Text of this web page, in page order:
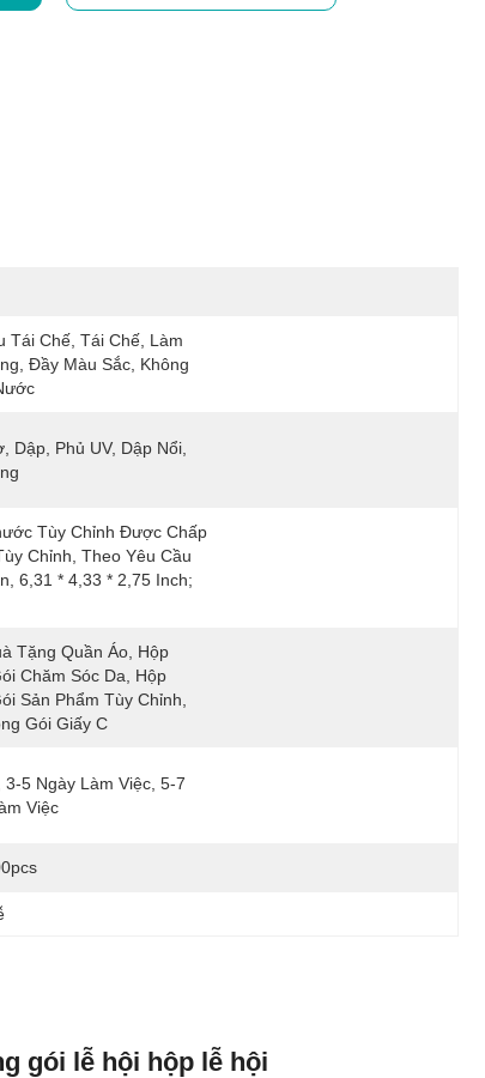
Tái Chế, Tái Chế, Làm
Đầy Màu Sắc, Không
Dập, Phủ UV, Dập Nổi,
Tùy Chỉnh Được Chấp
Chỉnh, Theo Yêu Cầu
6,31 * 4,33 * 2,75 Inch;
Tặng Quần Áo, Hộp
Chăm Sóc Da, Hộp
Sản Phẩm Tùy Chỉnh,
Gói Giấy C
3-5 Ngày Làm Việc, 5-7
Việc
gói lễ hội hộp lễ hội